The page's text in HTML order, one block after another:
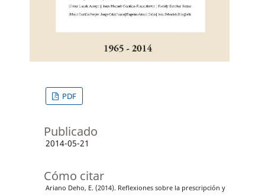
PDF
Publicado
2014-05-21
Cómo citar
Ariano Deho, E. (2014). Reflexiones sobre la prescripción y